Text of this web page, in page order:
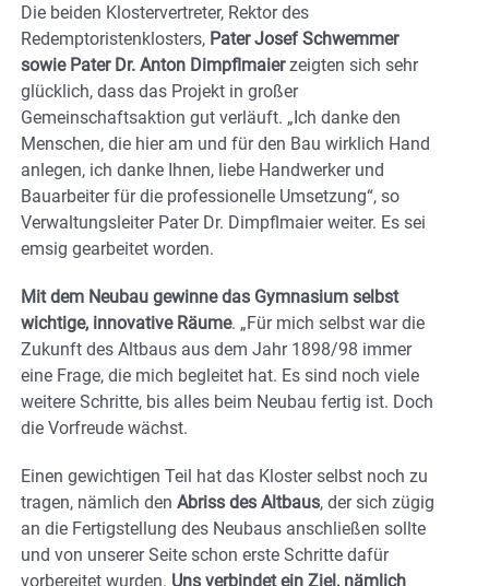
Die beiden Klostervertreter, Rektor des
Redemptoristenklosters, Pater Josef Schwemmer
sowie Pater Dr. Anton Dimpflmaierzeigten sich sehr
glücklich, dass das Projekt in großer
Gemeinschaftsaktion gut verläuft. „Ich danke den
Menschen, die hier am und für den Bau wirklich Hand
anlegen, ich danke Ihnen, liebe Handwerker und
Bauarbeiter für die professionelle Umsetzung“, so
Verwaltungsleiter Pater Dr. Dimpflmaier weiter. Es sei
emsig gearbeitet worden.
Mit dem Neubau gewinne das Gymnasium selbst
wichtige, innovative Räume. „Für mich selbst war die
Zukunft des Altbaus aus dem Jahr 1898/98 immer
eine Frage, die mich begleitet hat. Es sind noch viele
weitere Schritte, bis alles beim Neubau fertig ist. Doch
die Vorfreude wächst.
Einen gewichtigen Teil hat das Kloster selbst noch zu
tragen, nämlich den Abriss des Altbaus, der sich zügig
an die Fertigstellung des Neubaus anschließen sollte
und von unserer Seite schon erste Schritte dafür
vorbereitet wurden. Uns verbindet ein Ziel, nämlich